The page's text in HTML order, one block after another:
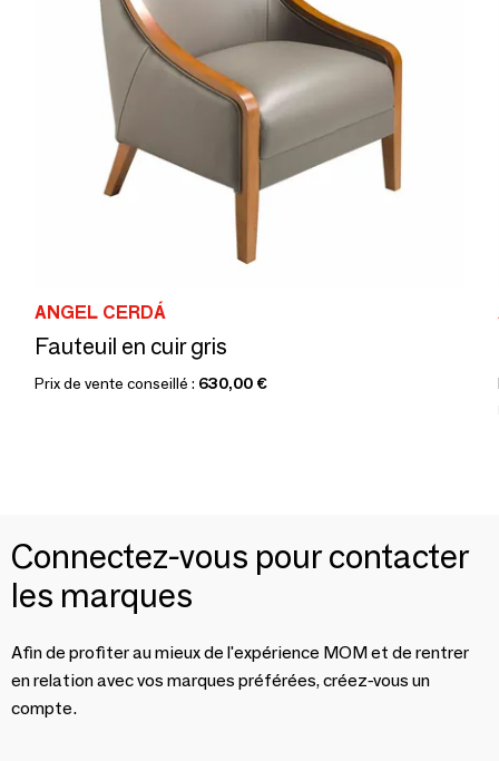
ANGEL CERDÁ
Fauteuil en cuir gris
Prix de vente conseillé : 630,00 €
Connectez-vous pour contacter
les marques
Afin de profiter au mieux de l'expérience MOM et de rentrer
en relation avec vos marques préférées, créez-vous un
compte.